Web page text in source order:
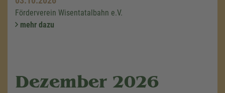
Förderverein Wisentatalbahn e.V.
mehr dazu
Dezember 2026